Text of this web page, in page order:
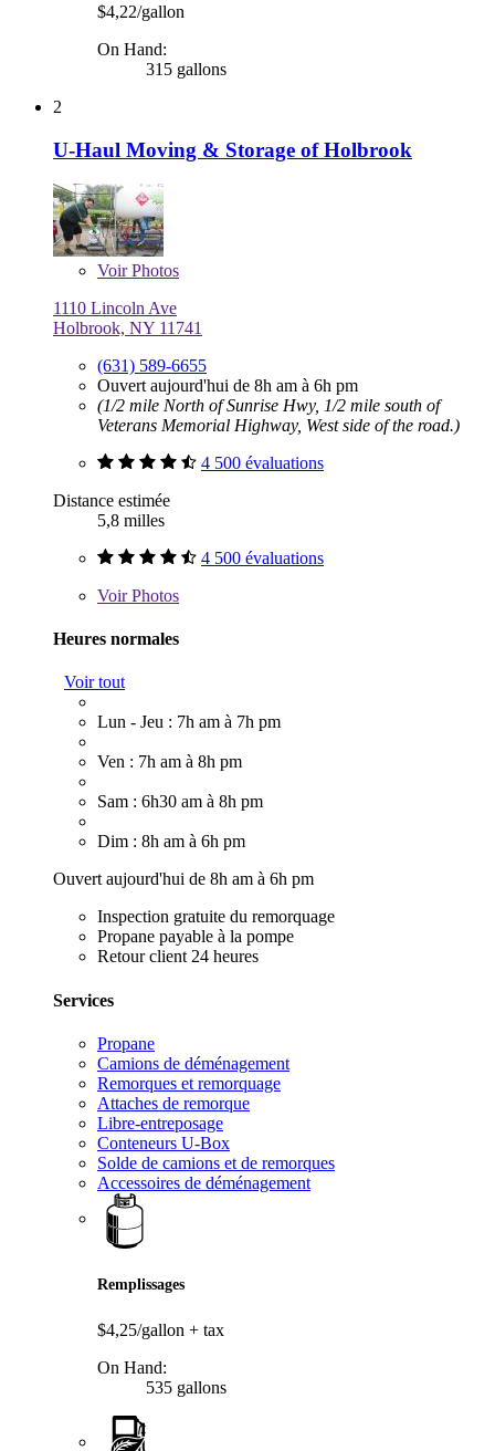
$4,22/gallon
On Hand:
315 gallons
2
U-Haul Moving & Storage of Holbrook
VoirPhotos
1110 Lincoln Ave
Holbrook, NY 11741
(631) 589-6655
Ouvert aujourd'hui de 8h am à 6h pm
(1/2 mile North of Sunrise Hwy, 1/2 mile south of
Veterans Memorial Highway, West side of the road.)
4 500 évaluations
Distance estimée
5,8 milles
4 500 évaluations
VoirPhotos
Heures normales
Voir tout
Lun - Jeu : 7h am à 7h pm
Ven : 7h am à 8h pm
Sam : 6h30 am à 8h pm
Dim : 8h am à 6h pm
Ouvert aujourd'hui de 8h am à 6h pm
Inspection gratuite du remorquage
Propane payable à la pompe
Retour client 24 heures
Services
Propane
Camions de déménagement
Remorques et remorquage
Attaches de remorque
Libre-entreposage
Conteneurs U-Box
Solde de camions et de remorques
Accessoires de déménagement
Remplissages
$4,25/gallon + tax
On Hand:
535 gallons